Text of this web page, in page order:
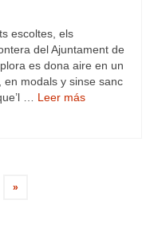
escoltes, els
del Ajuntament de
es dona aire en un
modals y sinse sanc
… Leer más
»